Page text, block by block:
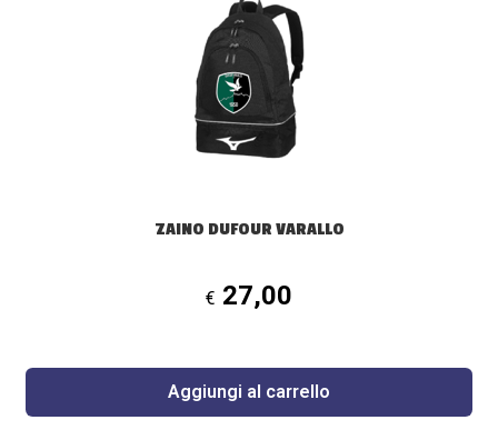
ZAINO DUFOUR VARALLO
€ 27,00
Aggiungi al carrello